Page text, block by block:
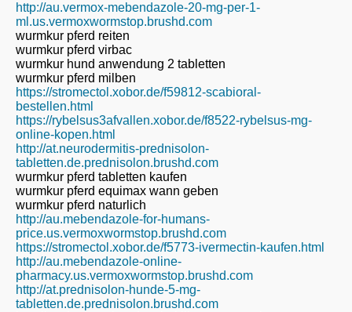
http://au.vermox-mebendazole-20-mg-per-1-
ml.us.vermoxwormstop.brushd.com
wurmkur pferd reiten
wurmkur pferd virbac
wurmkur hund anwendung 2 tabletten
wurmkur pferd milben
https://stromectol.xobor.de/f59812-scabioral-
bestellen.html
https://rybelsus3afvallen.xobor.de/f8522-rybelsus-mg-
online-kopen.html
http://at.neurodermitis-prednisolon-
tabletten.de.prednisolon.brushd.com
wurmkur pferd tabletten kaufen
wurmkur pferd equimax wann geben
wurmkur pferd naturlich
http://au.mebendazole-for-humans-
price.us.vermoxwormstop.brushd.com
https://stromectol.xobor.de/f5773-ivermectin-kaufen.html
http://au.mebendazole-online-
pharmacy.us.vermoxwormstop.brushd.com
http://at.prednisolon-hunde-5-mg-
tabletten.de.prednisolon.brushd.com